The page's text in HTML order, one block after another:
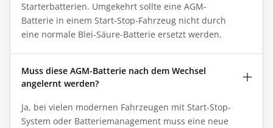
Starterbatterien. Umgekehrt sollte eine AGM-
Batterie in einem Start-Stop-Fahrzeug nicht durch
eine normale Blei-Säure-Batterie ersetzt werden.
Muss diese AGM-Batterie nach dem Wechsel
angelernt werden?
Ja, bei vielen modernen Fahrzeugen mit Start-Stop-
System oder Batteriemanagement muss eine neue